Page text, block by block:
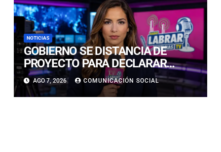
NOTICIAS
GOBIERNO SE DISTANCIA DE
PROYECTO PARA DECLARAR
FERIADO EL 17 DE SEPTIEMBRE:
“NO ES NECESARIO INNOVAR”
AGO 7, 2026 COMUNICACIÓN SOCIAL